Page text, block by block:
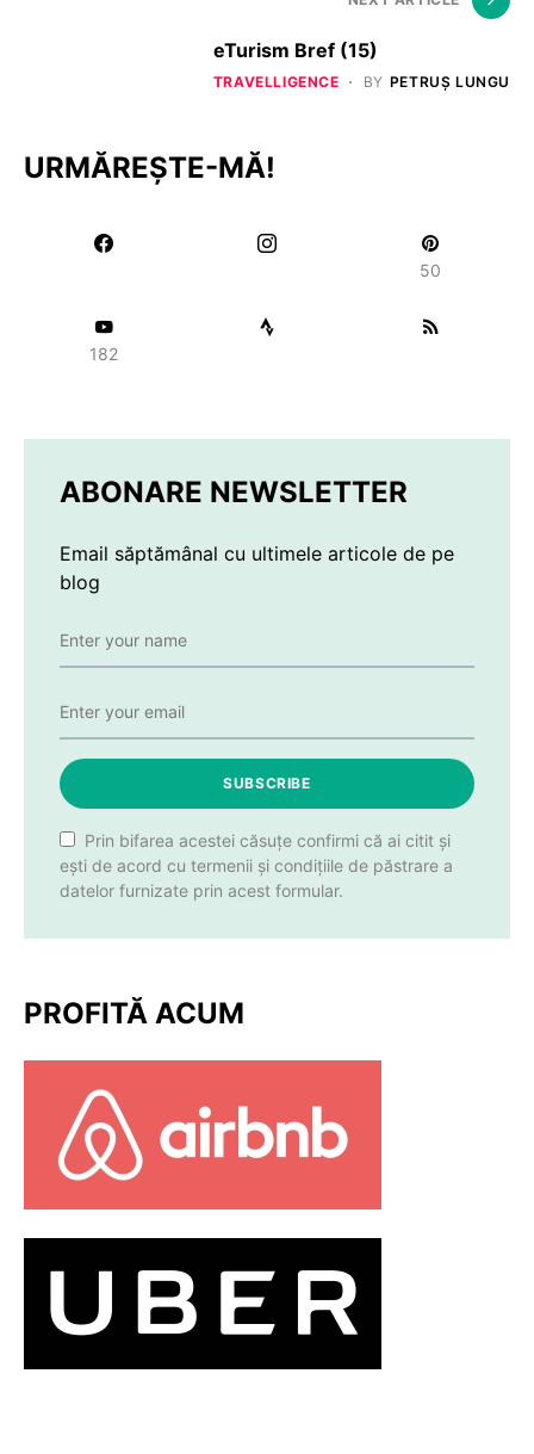
eTurism Bref (15)
TRAVELLIGENCE BY PETRUȘ LUNGU
URMĂREȘTE-MĂ!
50
182
ABONARE NEWSLETTER
Email săptămânal cu ultimele articole de pe
blog
SUBSCRIBE
Prin bifarea acestei căsuțe confirmi că ai citit și
ești de acord cu termenii și condițiile de păstrare a
datelor furnizate prin acest formular.
PROFITĂ ACUM